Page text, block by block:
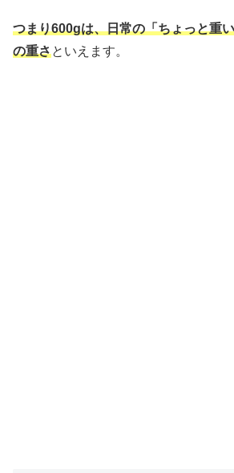
つまり600gは、日常の「ちょっと重
の重さといえます。